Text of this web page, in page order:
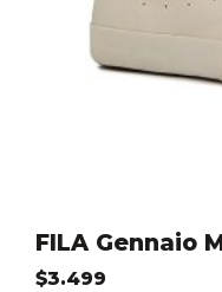
FILA Gennaio
$3.499